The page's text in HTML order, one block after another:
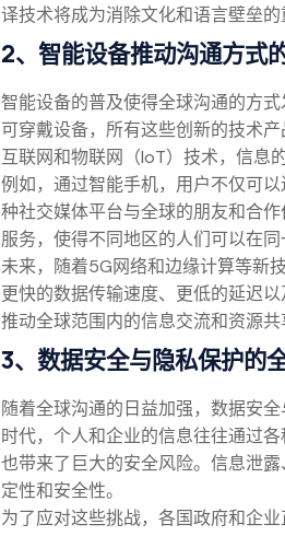
译技术将成为消除文化和语言壁垒的
2、智能设备推动沟通方式
智能设备的普及使得全球沟通的方
可穿戴设备，所有这些创新的技术
互联网和物联网（IoT）技术，信息
例如，通过智能手机，用户不仅可
种社交媒体平台与全球的朋友和合
服务，使得不同地区的人们可以在
未来，随着5G网络和边缘计算等新
更快的数据传输速度、更低的延迟
推动全球范围内的信息交流和资源共
3、数据安全与隐私保护的
随着全球沟通的日益加强，数据安
时代，个人和企业的信息往往通过
也带来了巨大的安全风险。信息泄
定性和安全性。
为了应对这些挑战，各国政府和企